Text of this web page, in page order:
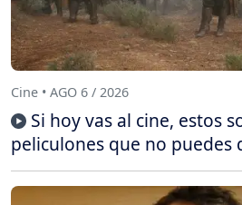
Cine • AGO 6 / 2026
Si hoy vas al cine, estos
peliculones que no puedes